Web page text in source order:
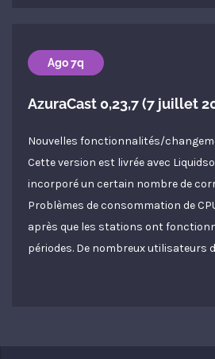
Ago 7q
AzuraCast 0,23,7 (7 juillet
Nouvelles fonctionnalités/
Cette version est livrée avec
incorporé un certain nombre de
Problèmes de consommation de
après que les stations ont
périodes. De nombreux utilisateurs